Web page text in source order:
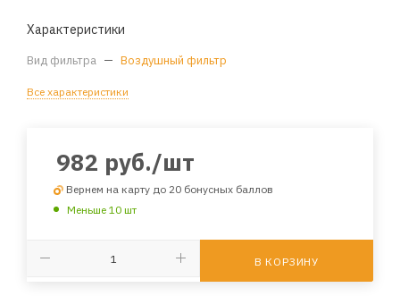
Характеристики
Вид фильтра — Воздушный фильтр
Все характеристики
982 руб./шт
Вернем на карту до 20 бонусных баллов
Меньше 10 шт
В КОРЗИНУ